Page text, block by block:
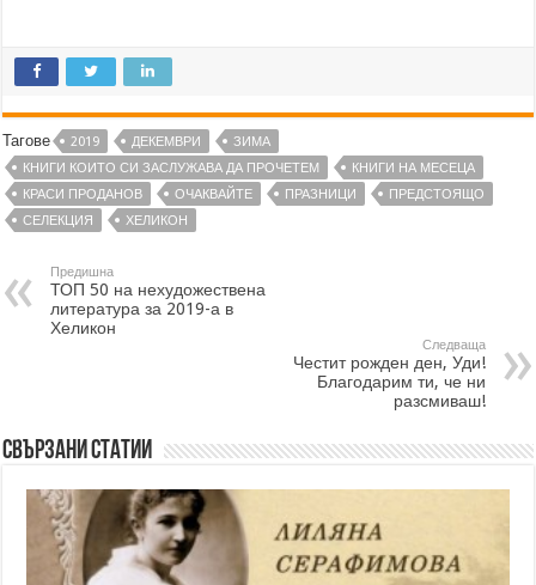
Тагове 2019 ДЕКЕМВРИ
ЗИМА
КНИГИ КОИТО СИ ЗАСЛУЖАВА ДА ПРОЧЕТЕМ
КНИГИ НА МЕСЕЦА
КРАСИ ПРОДАНОВ
ОЧАКВАЙТЕ ПРАЗНИЦИ
ПРЕДСТОЯЩО
СЕЛЕКЦИЯ
ХЕЛИКОН
Предишна
ТОП 50 на нехудожествена
литература за 2019-а в
Хеликон
Следваща
Честит рожден ден, Уди!
Благодарим ти, че ни
разсмиваш!
Свързани статии